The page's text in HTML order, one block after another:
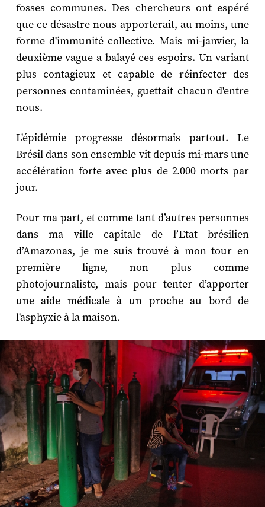
fosses communes. Des chercheurs ont espéré
que ce désastre nous apporterait, au moins, une
forme d'immunité collective. Mais mi-janvier, la
deuxième vague a balayé ces espoirs. Un variant
plus contagieux et capable de réinfecter des
personnes contaminées, guettait chacun d'entre
nous.
L'épidémie progresse désormais partout. Le
Brésil dans son ensemble vit depuis mi-mars une
accélération forte avec plus de 2.000 morts par
jour.
Pour ma part, et comme tant d’autres personnes
dans ma ville capitale de l’Etat brésilien
d’Amazonas, je me suis trouvé à mon tour en
première ligne, non plus comme
photojournaliste, mais pour tenter d’apporter
une aide médicale à un proche au bord de
l'asphyxie à la maison.